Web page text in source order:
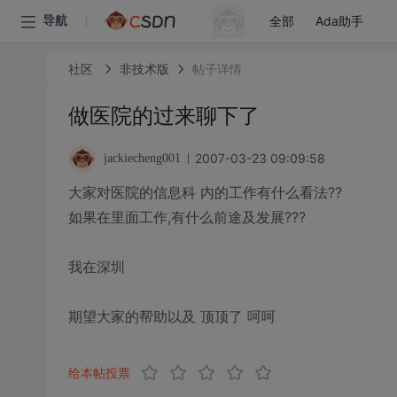
导航 全部 Ada助手
社区 非技术版 帖子详情
做医院的过来聊下了
jackiecheng001 2007-03-23 09:09:58
大家对医院的信息科 内的工作有什么看法??
如果在里面工作,有什么前途及发展???
我在深圳
期望大家的帮助以及 顶顶了 呵呵
给本帖投票